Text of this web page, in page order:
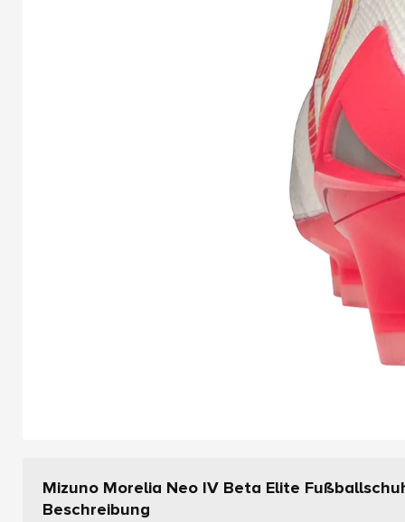
Mizuno Morelia Neo IV Beta Elite
Beschreibung